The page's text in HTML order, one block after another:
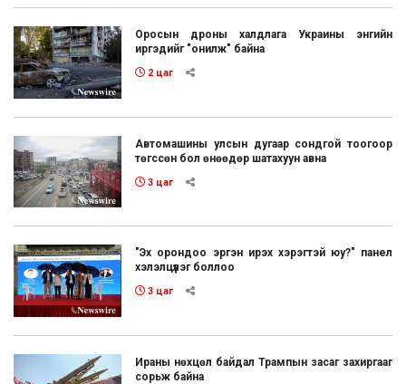
Оросын дроны халдлага Украины энгийн
иргэдийг "онилж" байна
2 цаг
Автомашины улсын дугаар сондгой тоогоор
төгссөн бол өнөөдөр шатахуун авна
3 цаг
"Эх орондоо эргэн ирэх хэрэгтэй юу?" панел
хэлэлцүүлэг боллоо
3 цаг
Ираны нөхцөл байдал Трампын засаг захиргааг
сорьж байна